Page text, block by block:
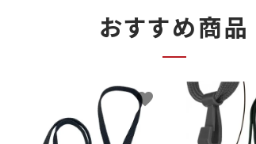
おすすめ商品
favorite